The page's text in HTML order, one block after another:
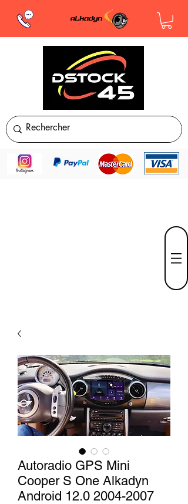
Autoradio GPS Mini
Cooper S One Alkadyn
Android 12.0 2004-2007